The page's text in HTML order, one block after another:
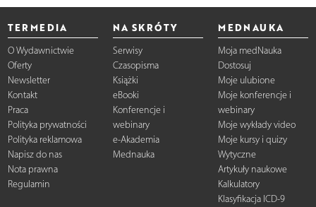
TERMEDIA
O Wydawnictwie
Oferty
Newsletter
Kontakt
Praca
Polityka prywatności
Polityka reklamowa
Napisz do nas
Nota prawna
Regulamin
NA SKRÓTY
Serwisy
Czasopisma
Książki
eBooki
Konferencje i
webinary
e-Akademia
Mednauka
MEDNAUKA
Moja medNauka
Dostosuj
Moje ulubione
Moje konferencje i
webinary
Moje wykłady video
Moje kursy i quizy
Wytyczne
Artykuły naukowe
Kalkulatory
Klasyfikacja ICD-9